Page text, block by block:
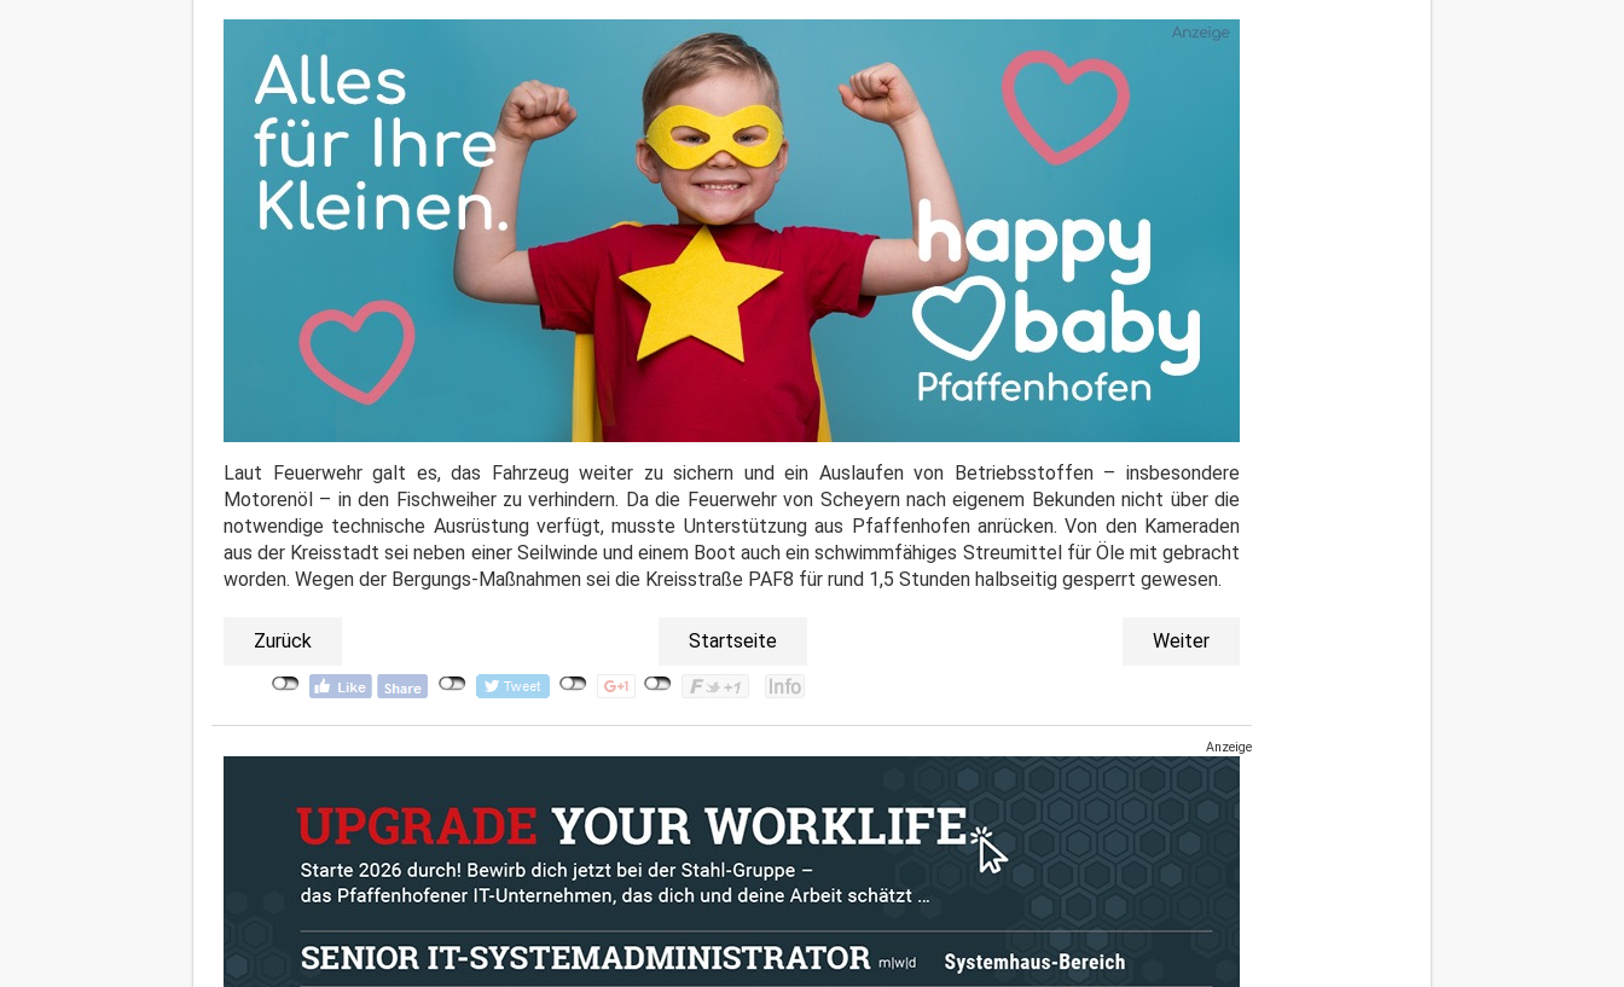
Laut Feuerwehr galt es, das Fahrzeug weiter zu sichern und ein Auslaufen von Betriebsstoffen – insbesondere
Motorenöl – in den Fischweiher zu verhindern. Da die Feuerwehr von Scheyern nach eigenem Bekunden nicht über die
notwendige technische Ausrüstung verfügt, musste Unterstützung aus Pfaffenhofen anrücken. Von den Kameraden
aus der Kreisstadt sei neben einer Seilwinde und einem Boot auch ein schwimmfähiges Streumittel für Öle mit gebracht
worden. Wegen der Bergungs-Maßnahmen sei die Kreisstraße PAF8 für rund 1,5 Stunden halbseitig gesperrt gewesen.
Zurück Startseite Weiter
Anzeige